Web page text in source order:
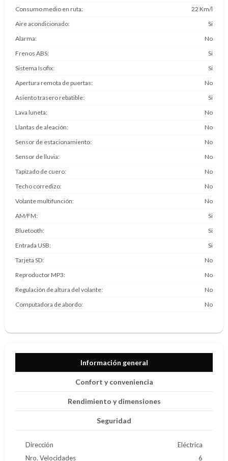
Consumo medio en ruta
22 Km/l
Aire acondicionado
Si
Alarma
No
Frenos ABS
Si
Sistema Isofix
Si
Apertura remota de puertas
No
Asiento trasero rebatible
Si
Lava luneta
No
Llantas de aleación
No
Sensor de estacionamiento
No
Sensor de lluvia
No
Tapizado de cuero
No
Techo corredizo
No
Volante multifunción
No
AM/FM
Si
Bluetooth
Si
Entrada USB
Si
Tarjeta SD
No
Reproductor MP3
No
Regulación de altura del volante
No
Computadora de abordo
No
Información general
Confort y conveniencia
Rendimiento y dimensiones
Seguridad
Dirección
Eléctrica
Nro. Velocidades
6